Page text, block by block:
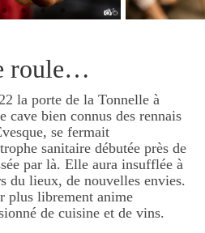
roule…
la porte de la Tonnelle à
cave bien connus des rennais
se fermait
sanitaire débutée près de
par là. Elle aura insufflée à
du lieux, de nouvelles envies.
plus librement anime
de cuisine et de vins.